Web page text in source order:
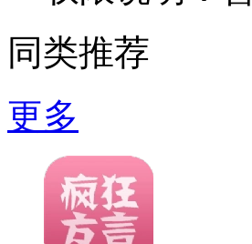
同类推荐
更多